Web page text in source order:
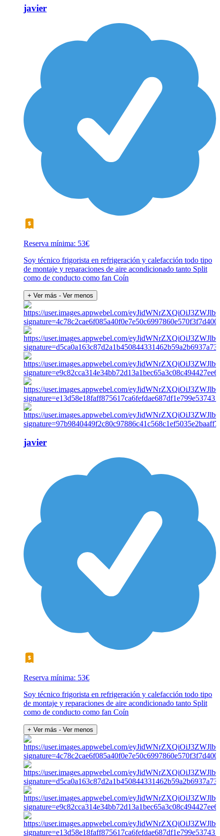
javier
Reserva mínima: 53€
Soy técnico frigorista en refrigeración y calefacción todo tipo
de montaje y reparaciones de aire acondicionado tanto Split
como de conducto como fan Coín
+ Ver más - Ver menos
javier
Reserva mínima: 53€
Soy técnico frigorista en refrigeración y calefacción todo tipo
de montaje y reparaciones de aire acondicionado tanto Split
como de conducto como fan Coín
+ Ver más - Ver menos